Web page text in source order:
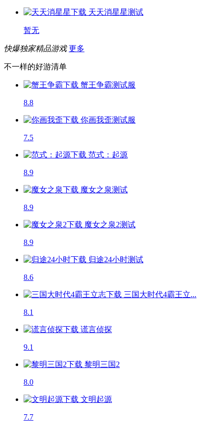
天天消星星测试
暂无
快爆独家精品游戏 更多
不一样的好游清单
蟹王争霸测试服
8.8
你画我歪测试服
7.5
范式：起源
8.9
魔女之泉测试
8.9
魔女之泉2测试
8.9
归途24小时测试
8.6
三国大时代4霸王立...
8.1
谎言侦探
9.1
黎明三国2
8.0
文明起源
7.7